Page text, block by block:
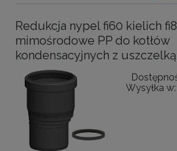
Redukcja nypel fi60 kielich
mimośrodowe PP do kotłów
kondensacyjnych z uszczelką
Wysyłka w: